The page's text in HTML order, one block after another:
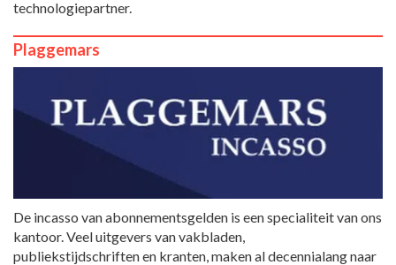
technologiepartner.
Plaggemars
De incasso van abonnementsgelden is een specialiteit van ons
kantoor. Veel uitgevers van vakbladen,
publiekstijdschriften en kranten, maken al decennialang naar